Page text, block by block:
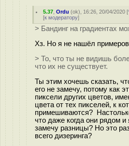
5.37 ,Ordu (ok), 16:26, 20/04/2020 [
[к модератору]
> Бандинг на градиентах
Хз. Но я не нашёл
> То, что ты не видишь
что их не существует.
Ты этим хочешь сказать,
его не замечу, потому как
пиксели других цветов,
цвета от тех пикселей, к
примешиваются?
что даже когда они рядом
замечу разницы? Но это
всего дизеринга?